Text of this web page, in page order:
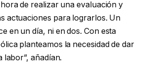
de realizar una evaluación y
actuaciones para lograrlos. Un
en un día, ni en dos. Con esta
planteamos la necesidad de dar
labor”, añadían.